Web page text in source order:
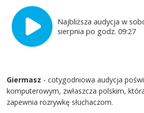
Najbliższa audycja w
sierpnia po godz. 09:27
Giermasz - cotygodniowa audycja
komputerowym, zwłaszcza polskim,
zapewnia rozrywkę słuchaczom.